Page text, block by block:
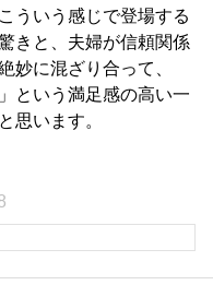
ういう感じで登場する
きと、夫婦が信頼関係
妙に混ざり合って、
という満足感の高い一
思います。